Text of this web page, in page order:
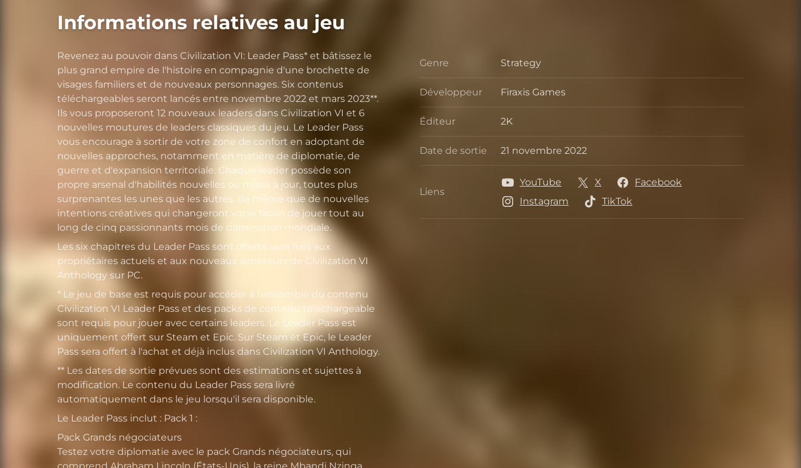
Informations relatives au jeu
Revenez au pouvoir dans Civilization VI: Leader Pass* et bâtissez le
plus grand empire de l'histoire en compagnie d'une brochette de
visages familiers et de nouveaux personnages. Six contenus
téléchargeables seront lancés entre novembre 2022 et mars 2023**.
Ils vous proposeront 12 nouveaux leaders dans Civilization VI et 6
nouvelles moutures de leaders classiques du jeu. Le Leader Pass
vous encourage à sortir de votre zone de confort en adoptant de
nouvelles approches, notamment en matière de diplomatie, de
guerre et d'expansion territoriale. Chaque leader possède son
propre arsenal d'habilités nouvelles ou mises à jour, toutes plus
surprenantes les unes que les autres, de même que de nouvelles
intentions créatives qui changeront votre façon de jouer tout au
long de cinq passionnants mois de domination mondiale.
Les six chapitres du Leader Pass sont offerts sans frais aux
propriétaires actuels et aux nouveaux acheteurs de Civilization VI
Anthology sur PC.
* Le jeu de base est requis pour accéder à l'ensemble du contenu
Civilization VI Leader Pass et des packs de contenu téléchargeable
sont requis pour jouer avec certains leaders. Le Leader Pass est
uniquement offert sur Steam et Epic. Sur Steam et Epic, le Leader
Pass sera offert à l'achat et déjà inclus dans Civilization VI Anthology.
** Les dates de sortie prévues sont des estimations et sujettes à
modification. Le contenu du Leader Pass sera livré
automatiquement dans le jeu lorsqu'il sera disponible.
Le Leader Pass inclut : Pack 1 :
Pack Grands négociateurs
Testez votre diplomatie avec le pack Grands négociateurs, qui
Genre
Genre
Strategy
Développeur
Développeur
Firaxis Games
Éditeur
Éditeur
2K
Date de sortie
Date de sortie
21 novembre 2022
Liens
Liens
YouTube X
Facebook
Instagram
TikTok